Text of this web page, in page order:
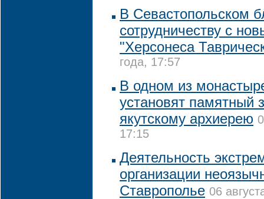
В Севастопольском
сотрудничеству с
"Херсонеса
года, 17:57
В одном из
установят памятный
якутскому архиерею
17:15
Деятельность
организации
Ставрополье 06